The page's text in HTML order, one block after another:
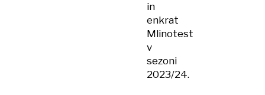
in
enkrat
Mlinotest
v
sezoni
2023/24.